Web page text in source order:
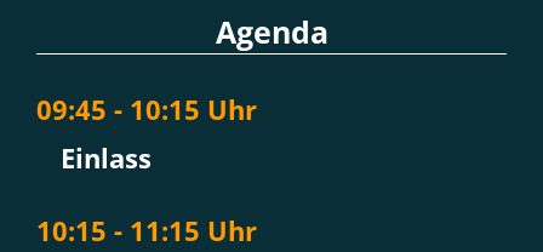
Agenda
09:45 - 10:15 Uhr
Einlass
10:15 - 11:15 Uhr